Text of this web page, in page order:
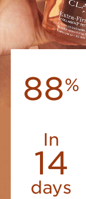
88%
In
14
days